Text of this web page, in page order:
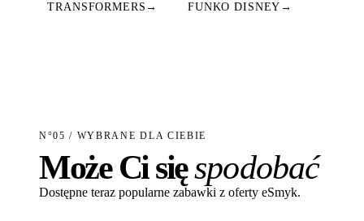
TRANSFORMERS → FUNKO DISNEY →
N°05 / WYBRANE DLA CIEBIE
Może Ci sięspodobać
Dostępne teraz popularne zabawki z oferty eSmyk.